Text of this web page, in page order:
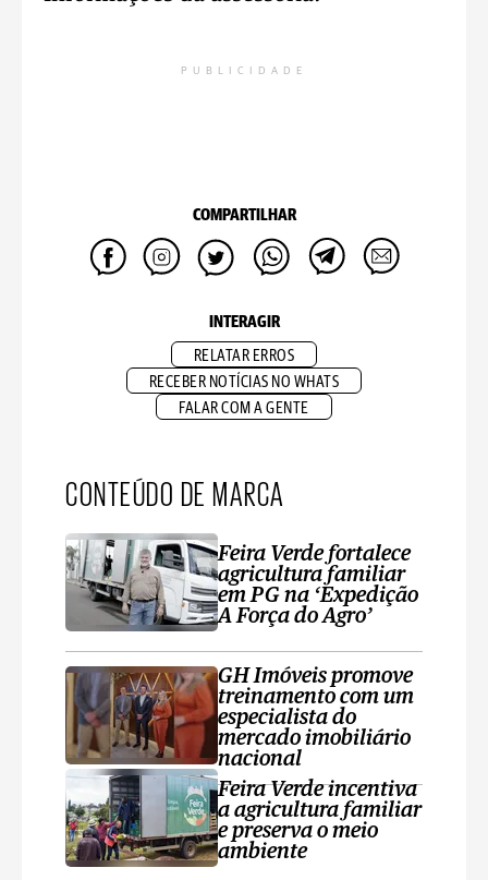
PUBLICIDADE
COMPARTILHAR
INTERAGIR
RELATAR ERROS
RECEBER NOTÍCIAS NO WHATS
FALAR COM A GENTE
CONTEÚDO DE MARCA
Feira Verde fortalece
agricultura familiar
em PG na ‘Expedição
A Força do Agro’
GH Imóveis promove
treinamento com um
especialista do
mercado imobiliário
nacional
Feira Verde incentiva
a agricultura familiar
e preserva o meio
ambiente